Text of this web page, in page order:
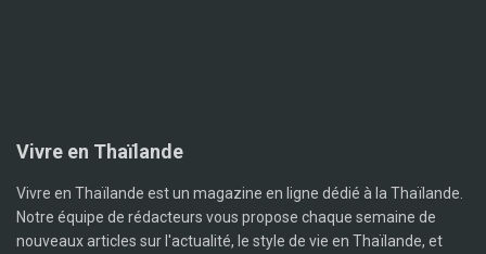
Vivre en Thaïlande
Vivre en Thaïlande est un magazine en ligne dédié à la Thaïlande.
Notre équipe de rédacteurs vous propose chaque semaine de
nouveaux articles sur l'actualité, le style de vie en Thaïlande, et